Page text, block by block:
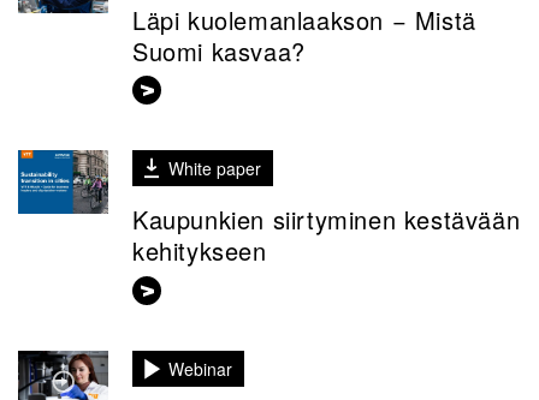
Läpi kuolemanlaakson − Mistä
Suomi kasvaa?
White paper
Kaupunkien siirtyminen kestävään
kehitykseen
Webinar